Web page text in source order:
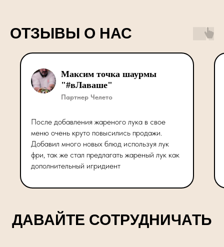
ОТЗЫВЫ О НАС
Максим точка шаурмы
"#вЛаваше"
Партнер Челето
После добавления жареного лука в свое
меню очень круто повысились продажи.
Добавил много новых блюд используя лук
фри, так же стал предлагать жареный лук как
дополнительный игридиент
ДАВАЙТЕ СОТРУДНИЧАТЬ